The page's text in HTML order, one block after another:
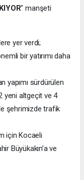
" manşeti
yer verdi;
bir yatırımı daha
yapımı sürdürülen
yeni altgeçit ve 4
şehrimizde trafik
için Kocaeli
Büyükakın’a ve